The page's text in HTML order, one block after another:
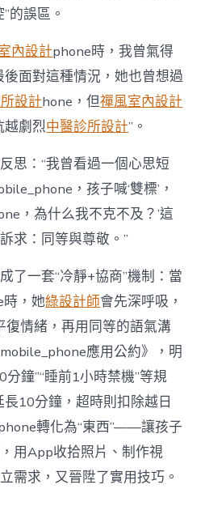
的誤區。
內設計phone時，我曾氣得
面對這種情況，她也曾想過
設計hone，但禪風室內設計
越劇烈中醫診所設計”。
思：“我曾看過一個心思短
，孩子喊‘雙標’，
，為什么我不克不及？’這
求：同等與尊敬。”
了一套“冷靜+協商”機制：當
時，她綠設計師會先深呼吸，
復情緒，再用同等的語氣溝
應用公約》，明
鐘”“睡前1小時禁機”等規
10分鐘，超時則扣除越日
轉化為“東西”——讓孩子
用App收拾照片、制作視
需求，又晉陞了實用技巧。